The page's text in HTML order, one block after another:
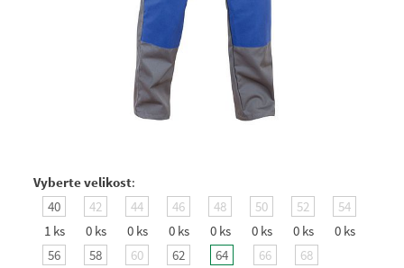
Vyberte velikost:
40
1 ks
42
0 ks
44
0 ks
46
0 ks
48
0 ks
50
0 ks
52
0 ks
54
0 ks
56
58
60
62
64
66
68